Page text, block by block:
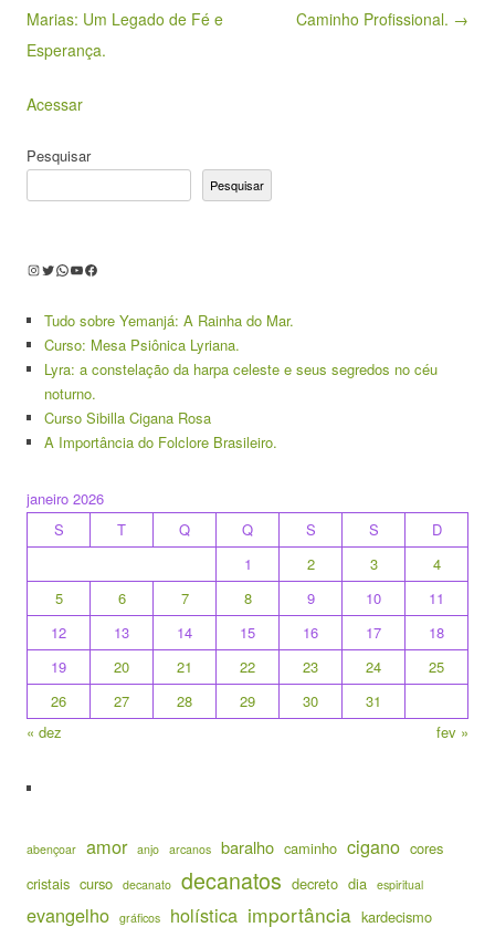
Marias: Um Legado de Fé e
Esperança.
Caminho Profissional. →
Acessar
Pesquisar
Pesquisar
Instagram
Twitter
WhatsApp
Youtube
Facebook
Tudo sobre Yemanjá: A Rainha do Mar.
Curso: Mesa Psiônica Lyriana.
Lyra: a constelação da harpa celeste e seus segredos no céu
noturno.
Curso Sibilla Cigana Rosa
A Importância do Folclore Brasileiro.
janeiro 2026
S
T Q Q S S
D
1
2 3
4
5
6 7 8 9 10
11
12
13 14 15 16 17
18
19
20 21 22 23 24
25
26
27 28 29 30
31
« dez
fev »
abençoar amor anjo arcanos baralho caminho cigano cores
cristais curso decanato decanatos decreto dia espiritual
evangelho gráficos holística importância kardecismo